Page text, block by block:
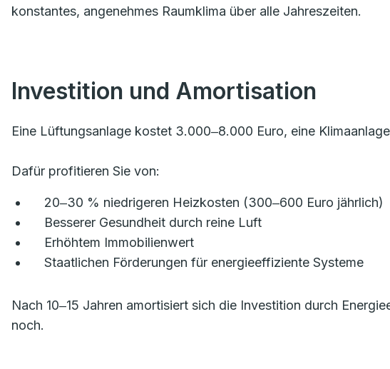
konstantes, angenehmes Raumklima über alle Jahreszeiten.
Investition und Amortisation
Eine Lüftungsanlage kostet 3.000‒8.000 Euro, eine
Dafür profitieren Sie von:
20‒30 % niedrigeren Heizkosten (300‒600 Euro jährlich)
Besserer Gesundheit durch reine Luft
Erhöhtem Immobilienwert
Staatlichen Förderungen für energieeffiziente Systeme
Nach 10‒15 Jahren amortisiert sich die Investition durch
noch.